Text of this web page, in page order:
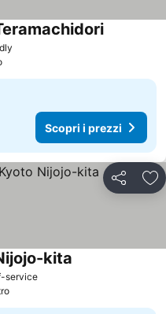
Scopri i prezzi
Condividi
service
kita